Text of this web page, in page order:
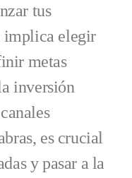
tus
implica elegir
metas
inversión
es crucial
y pasar a la